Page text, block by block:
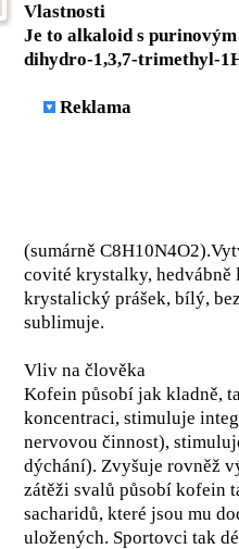
Vlastnosti
Je to alkaloid s
dihydro-1,3,7-trimethyl-
Reklama
(sumárně
covité krystalky, hedvábně
krystalický prášek, bílý,
sublimuje.
Vliv na člověka
Kofein působí jak kladně,
koncentraci, stimuluje
nervovou činnost),
dýchání). Zvyšuje rovněž
zátěži svalů působí kofein
sacharidů, které jsou mu
uložených. Sportovci tak